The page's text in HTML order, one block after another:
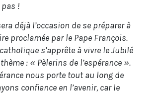
!
déjà l’occasion de se préparer à
proclamée par le Pape François.
s’apprête à vivre le Jubilé
: « Pèlerins de l’espérance ».
nous porte tout au long de
confiance en l’avenir, car le